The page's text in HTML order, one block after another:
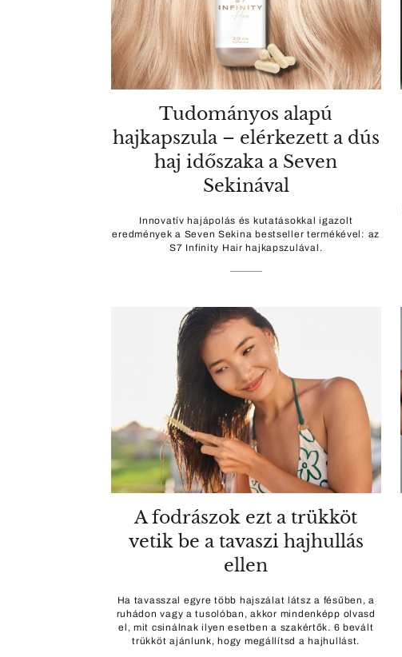
Tudományos alapú
hajkapszula – elérkezett a dús
haj időszaka a Seven
Sekinával
Innovatív hajápolás és kutatásokkal igazolt
eredmények a Seven Sekina bestseller termékével: az
S7 Infinity Hair hajkapszulával.
A fodrászok ezt a trükköt
vetik be a tavaszi hajhullás
ellen
Ha tavasszal egyre több hajszálat látsz a fésűben, a
ruhádon vagy a tusolóban, akkor mindenképp olvasd
el, mit csinálnak ilyen esetben a szakértők. 6 bevált
trükköt ajánlunk, hogy megállítsd a hajhullást.